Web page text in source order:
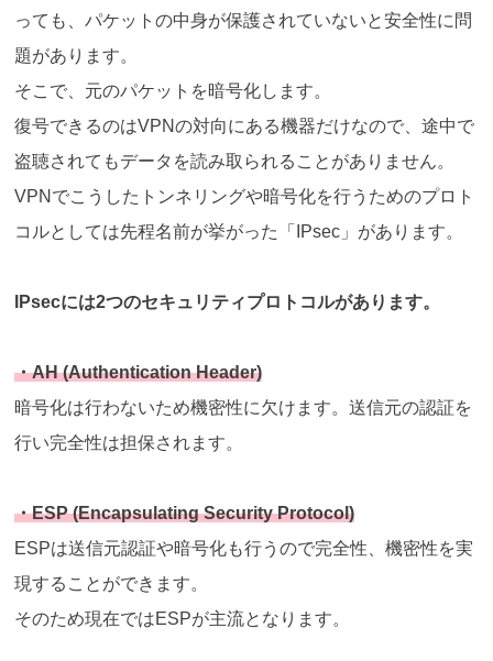
っても、パケットの中身が保護されていないと安全性に問
題があります。
そこで、元のパケットを暗号化します。
復号できるのはVPNの対向にある機器だけなので、途中で
盗聴されてもデータを読み取られることがありません。
VPNでこうしたトンネリングや暗号化を行うためのプロト
コルとしては先程名前が挙がった「IPsec」があります。
IPsecには2つのセキュリティプロトコルがあります。
・AH (Authentication Header)
暗号化は行わないため機密性に欠けます。送信元の認証を
行い完全性は担保されます。
・ESP (Encapsulating Security Protocol)
ESPは送信元認証や暗号化も行うので完全性、機密性を実
現することができます。
そのため現在ではESPが主流となります。